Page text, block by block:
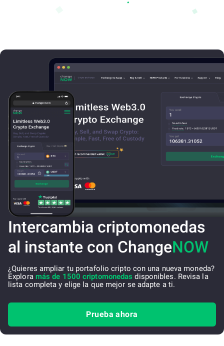
Intercambia criptomonedas
al instante con ChangeNOW
¿Quieres ampliar tu portafolio cripto con una nueva moneda?
Explora más de 1500 criptomonedas disponibles. Revisa la
lista completa y elige la que mejor se adapte a ti.
Prueba ahora